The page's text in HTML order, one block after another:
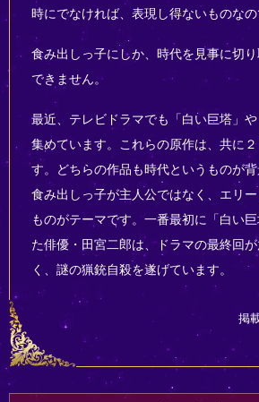
時にでなければ、表現し得ないものなの
食み出しっ子にしか、時代を見事に切
できません。
最近、テレビドラマでも「白い巨塔」
集めています。これらの原作は、共に
す。どちらの作品も時代というものが背
食み出しっ子が主人公ではなく、エリ
ものがテーマです。一番最初に「白い
た俳優・田宮二郎は、ドラマの最終回
く、謎の猟銃自殺を遂げています。
掲